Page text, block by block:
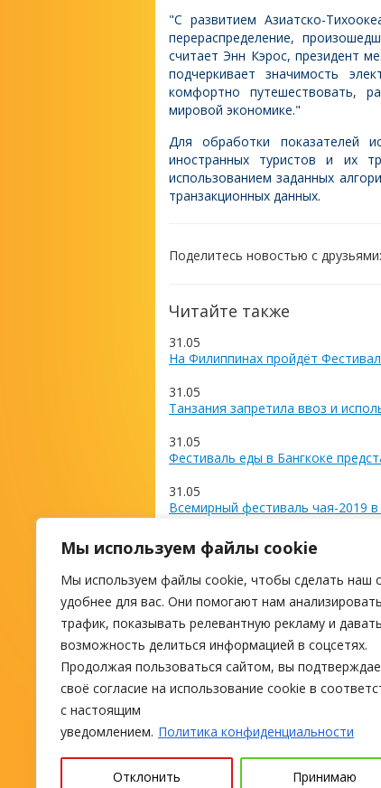
Мы используем файлы cookie
Мы используем файлы cookie, чтобы сделать наш
удобнее для вас. Они помогают нам анализировать
трафик, показывать релевантную рекламу и давать
возможность делиться информацией в соцсетях.
Продолжая пользоваться сайтом, вы
своё согласие на использование cookie в
с настоящим
уведомлением. Политика конфиденциальности
Отклонить Принимаю
"С развитием Азиатско-
перераспределение,
считает Энн Кэрос, президент
подчеркивает значимость
комфортно путешествовать,
мировой экономике."
Для обработки показателей
иностранных туристов и их
использованием заданных
транзакционных данных.
Поделитесь новостью с друзьями:
Читайте также
31.05
На Филиппинах пройдёт
31.05
Танзания запретила ввоз и
31.05
Фестиваль еды в Бангкоке
31.05
Всемирный фестиваль чая-2019 в
27.05
Коста-Рика отменила визы для
ПОИСК ТУРА